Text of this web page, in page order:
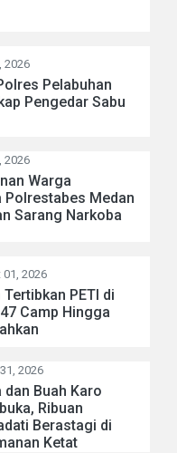
2026
Pelabuhan
Pengedar Sabu
2026
Warga
Polrestabes Medan
Sarang Narkoba
2026
PETI di
Camp Hingga
2026
Buah Karo
Ribuan
Berastagi di
Ketat